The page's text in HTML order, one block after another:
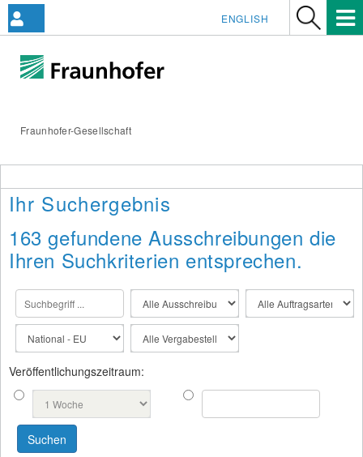
Fraunhofer-Gesellschaft
ENGLISH
Ihr Suchergebnis
163 gefundene Ausschreibungen die
Ihren Suchkriterien entsprechen.
Veröffentlichungszeitraum: